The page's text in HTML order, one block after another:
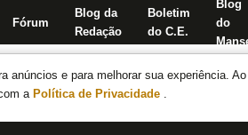
anúncios e para melhorar sua experiência.
a Política de Privacidade .
Fórum
Blog da
Redação
Boletim
do C.E.
Blog
do